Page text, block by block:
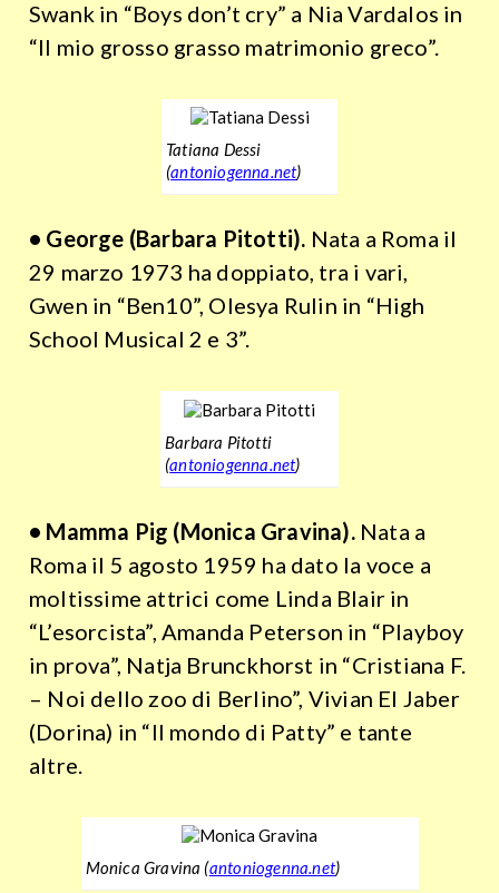
Swank in “Boys don’t cry” a Nia Vardalos in
“Il mio grosso grasso matrimonio greco”.
Tatiana Dessi
(antoniogenna.net)
• George (Barbara Pitotti). Nata a Roma il
29 marzo 1973 ha doppiato, tra i vari,
Gwen in “Ben10”, Olesya Rulin in “High
School Musical 2 e 3”.
Barbara Pitotti
(antoniogenna.net)
• Mamma Pig (Monica Gravina).Nata a
Roma il 5 agosto 1959 ha dato la voce a
moltissime attrici come Linda Blair in
“L’esorcista”, Amanda Peterson in “Playboy
in prova”, Natja Brunckhorst in “Cristiana F.
– Noi dello zoo di Berlino”, Vivian El Jaber
(Dorina) in “Il mondo di Patty” e tante
altre.
Monica Gravina (antoniogenna.net)